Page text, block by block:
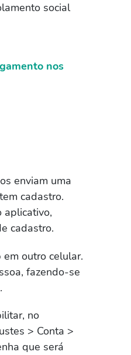
social
nos
enviam uma
cadastro.
aplicativo,
cadastro.
outro celular.
fazendo-se
no
> Conta >
que será